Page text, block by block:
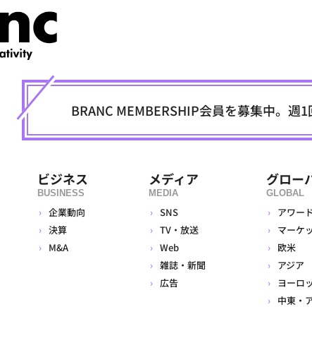
BRANC MEMBERSHIP会員を募集中。
ビジネス
BUSINESS
企業動向
決算
M&A
メディア
MEDIA
SNS
TV・放送
Web
雑誌・新聞
広告
グロー
GLOBAL
アワー
マーケ
欧米
アジア
ヨーロ
中東・